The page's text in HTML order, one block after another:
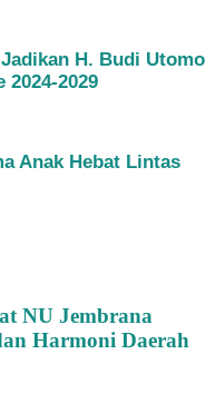
H. Budi Utomo
2024-2029
Anak Hebat Lintas
NU Jembrana
Harmoni Daerah